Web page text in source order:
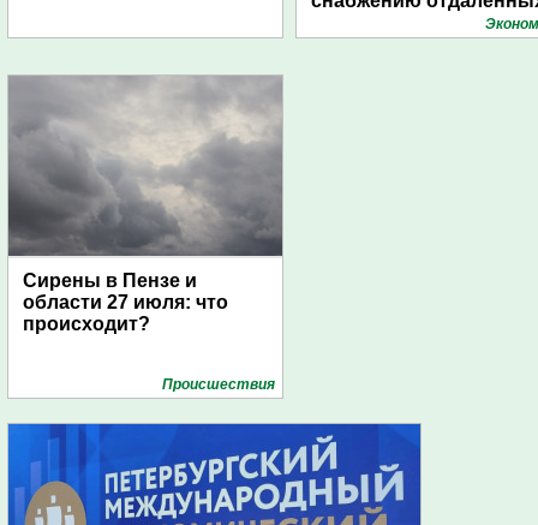
поселений с помощью
Сирены в Пензе и
области 27 июля: что
происходит?
Проиcшествия